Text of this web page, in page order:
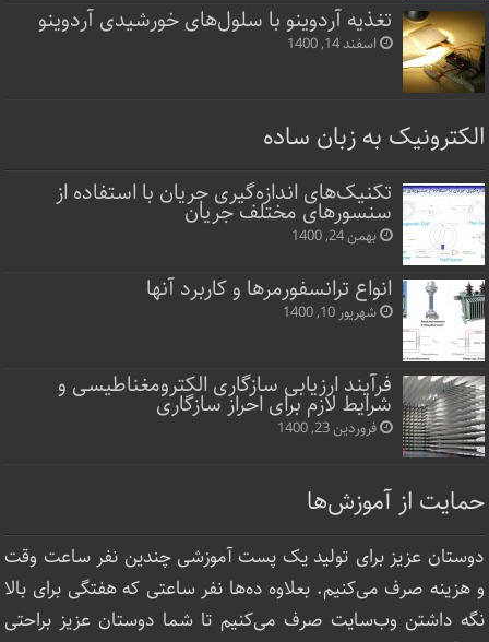
تغذیه آردوینو با سلول‌های خورشیدی آردوینو
اسفند 14, 1400
الکترونیک به زبان ساده
تکنیک‌های اندازه‌گیری جریان با استفاده از
سنسورهای مختلف جریان
بهمن 24, 1400
انواع ترانسفورمرها و کاربرد آنها
شهریور 10, 1400
فرآیند ارزیابی سازگاری الکترومغناطیسی و
شرایط لازم برای احراز سازگاری
فروردین 23, 1400
حمایت از آموزش‌ها
دوستان عزیز برای تولید یک پست آموزشی چندین نفر ساعت‌ وقت
و هزینه صرف می‌کنیم. بعلاوه ده‌ها نفر ساعتی که هفتگی برای بالا
نگه داشتن وب‌سایت صرف ‌می‌کنیم تا شما دوستان عزیز براحتی